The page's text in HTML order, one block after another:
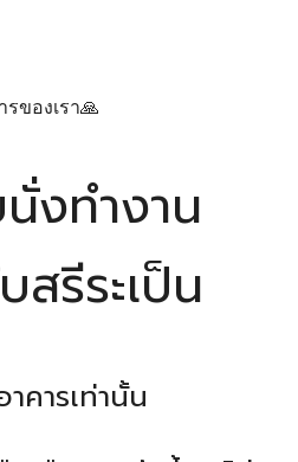
ของเรา🙏
งทำงาน
รีระเป็น
คารเท่านั้น